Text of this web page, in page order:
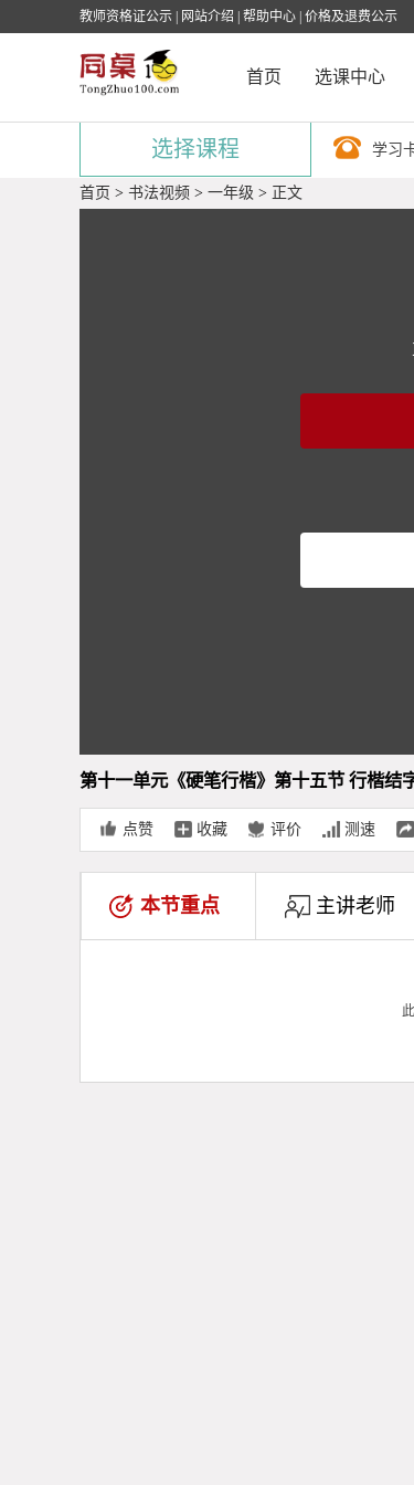
教师资格证公示 网站介绍 帮助中心 价格及退费公示
首页 选课中心
学习
选择课程
首页 > 书法视频 > 一年级 > 正文
第十一单元《硬笔行楷》第十五节 行楷结
点赞 收藏 评价 测速
本节重点 主讲老师